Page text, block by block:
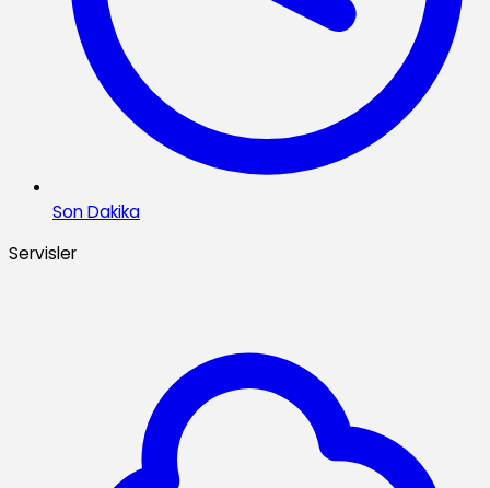
Son Dakika
Servisler